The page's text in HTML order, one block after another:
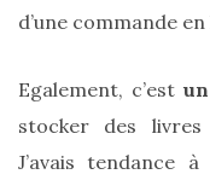
d’une commande
Egalement, c’estun
stocker des livres
J’avais tendance